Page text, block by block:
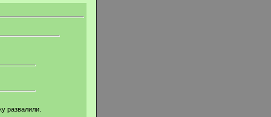
развалили.